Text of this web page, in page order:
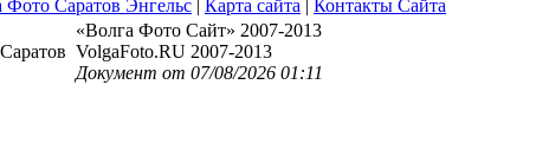
Фото Саратов Энгельс | Карта сайта | Контакты Сайта
«Волга Фото Сайт» 2007-2013
VolgaFoto.RU 2007-2013
Документ от 07/08/2026 01:11